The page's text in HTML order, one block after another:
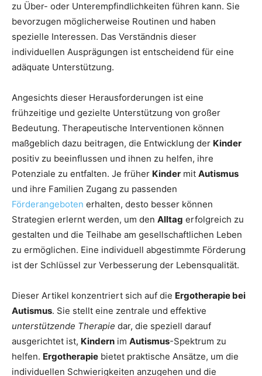
zu Über- oder Unterempfindlichkeiten führen kann. Sie
bevorzugen möglicherweise Routinen und haben
spezielle Interessen. Das Verständnis dieser
individuellen Ausprägungen ist entscheidend für eine
adäquate Unterstützung.
Angesichts dieser Herausforderungen ist eine
frühzeitige und gezielte Unterstützung von großer
Bedeutung. Therapeutische Interventionen können
maßgeblich dazu beitragen, die Entwicklung der Kinder
positiv zu beeinflussen und ihnen zu helfen, ihre
Potenziale zu entfalten. Je früher Kinder mit Autismus
und ihre Familien Zugang zu passenden
Förderangeboten erhalten, desto besser können
Strategien erlernt werden, um den Alltag erfolgreich zu
gestalten und die Teilhabe am gesellschaftlichen Leben
zu ermöglichen. Eine individuell abgestimmte Förderung
ist der Schlüssel zur Verbesserung der Lebensqualität.
Dieser Artikel konzentriert sich auf die Ergotherapie bei
Autismus. Sie stellt eine zentrale und effektive
unterstützende Therapie dar, die speziell darauf
ausgerichtet ist, Kindern im Autismus-Spektrum zu
helfen. Ergotherapie bietet praktische Ansätze, um die
individuellen Schwierigkeiten anzugehen und die